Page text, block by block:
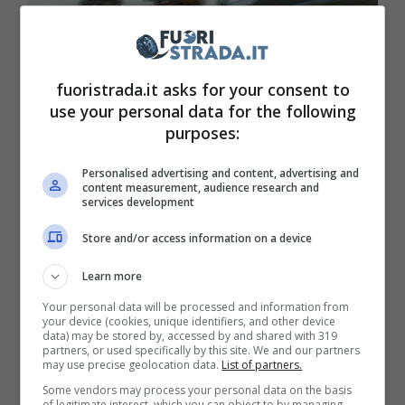
Lamborghini Revuelto modello eccezionael (Lamborghini) –
Fuoristrada.it
Il timore dei fan della casa di Sant’Agata
Bolognese è che anche sulle supercar possa
arrivare la tecnologia elettrica, eliminando del
tutto i fantastici motori a scoppio. Tuttavia,
vertici non sembrano essere convinti di un
futuro del tutto ad emissioni zero, come
fuoristrada.it asks for your consent to
use your personal data for the following
purposes:
Personalised advertising and content, advertising and
content measurement, audience research and
services development
Store and/or access information on a device
Learn more
Your personal data will be processed and information from
your device (cookies, unique identifiers, and other device
data) may be stored by, accessed by and shared with 319
partners, or used specifically by this site. We and our partners
may use precise geolocation data. List of partners.
Some vendors may process your personal data on the basis